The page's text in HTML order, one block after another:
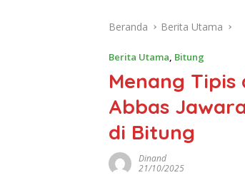
Beranda Berita Utama
Berita Utama, Bitung
Menang
Abbas
di Bitung
Dinand
21/10/2025